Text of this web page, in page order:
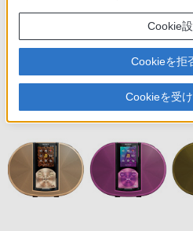
自分のカラーを見つけよ
ラーバリエーション
Cookie
Cookieを拒
Cookieを受